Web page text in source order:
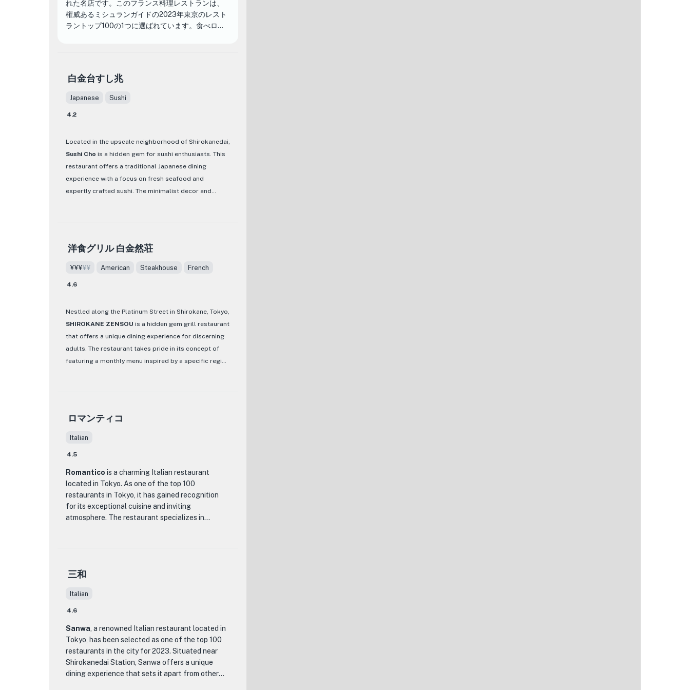
れた名店です。このフランス料理レストランは、
権威あるミシュランガイドの2023年東京のレスト
ラントップ100の1つに選ばれています。食べログ
レストラン ラリューム の特徴は、卓越した料理ス
かなシェフ、進藤義明氏です。彼の名物は黒アワ
です。 レストラン ラリューム のメニューは、最高
レストランのインテリアはエレガントで洗練され
す。さらに、レストラン ラリューム では、ビーガ
な日のお祝いをお探しの場合も、レストラン ラリ
トランは、東京の中心部にある真の美食の宝石で
す。
白金台すし兆
Japanese Sushi
4.2
Located in the upscale neighborhood of Shirokanedai,
Sushi Cho is a hidden gem for sushi enthusiasts. This
restaurant offers a traditional Japanese dining
experience with a focus on fresh seafood and
expertly crafted sushi. The minimalist decor and
sushi and sashimi, showcasing the skill and precision
of the chefs. The menu features a variety of sushi
highlighting the quality and freshness of the
ingredients. With a range of options to suit every
palate, Sushi Cho is a must-visit for anyone craving
authentic Japanese cuisine in Tokyo.
洋食グリル 白金然荘
¥¥¥¥¥ American Steakhouse French
4.6
Nestled along the Platinum Street in Shirokane, Tokyo,
SHIROKANE ZENSOU is a hidden gem grill restaurant
that offers a unique dining experience for discerning
adults. The restaurant takes pride in its concept of
featuring a monthly menu inspired by a specific region
welcomed into an intimate space with only nine seats,
exuding sophistication and refinement. With its strict
dining experience.
One of the standout features of SHIROKANE ZENSOU
is its glass-walled interior overlooking a water
feature, creating a serene ambiance for guests. The
selection of carefully curated courses, such as the
Monthly Local Ingredients Dinner Course, where the
finest Sanuki Olive Beef Fillet Steak takes the
Sirloin with Monthly Local Ingredients Dinner Course
or opting for the exclusive Entertainment Dining Plan
with a terrace and a private dining area, SHIROKANE
ZENSOU promises a culinary journey filled with new
ロマンティコ
Italian
4.5
Romantico is a charming Italian restaurant
located in Tokyo. As one of the top 100
restaurants in Tokyo, it has gained recognition
for its exceptional cuisine and inviting
atmosphere. The restaurant specializes in
establishments is its dedication to providing a
interior is elegantly decorated, creating a warm
and romantic ambiance that is perfect for a
attentive and knowledgeable staff are always on
hand to guide guests through the menu and offer
recommendations.
When it comes to the menu, Romantico offers a
三和
Italian
4.6
Sanwa , a renowned Italian restaurant located in
Tokyo, has been selected as one of the top 100
restaurants in the city for 2023. Situated near
Shirokanedai Station, Sanwa offers a unique
dining experience that sets it apart from other